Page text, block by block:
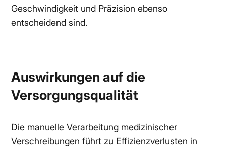
Geschwindigkeit und Präzision ebenso
entscheidend sind.
Auswirkungen auf die
Versorgungsqualität
Die manuelle Verarbeitung medizinischer
Verschreibungen führt zu Effizienzverlusten in